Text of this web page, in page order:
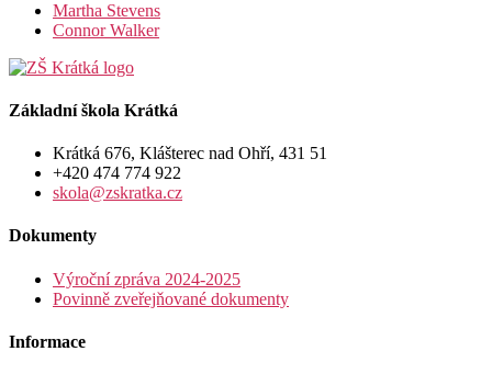
Martha Stevens
Connor Walker
Základní škola Krátká
Krátká 676, Klášterec nad Ohří, 431 51
+420 474 774 922
skola@zskratka.cz
Dokumenty
Výroční zpráva 2024-2025
Povinně zveřejňované dokumenty
Informace